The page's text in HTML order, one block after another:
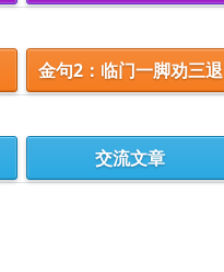
金句2：临门一脚劝三退
交流文章